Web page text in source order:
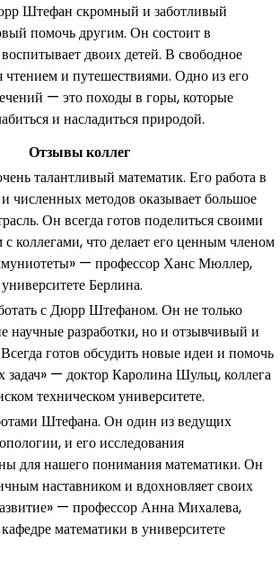
Штефан скромный и заботливый
помочь другим. Он состоит в
двоих детей. В свободное
чтением и путешествиями. Одно из его
— это походы в горы, которые
и насладиться природой.
Отзывы коллег
талантливый математик. Его работа в
численных методов оказывает большое
Он всегда готов поделиться своими
коллегами, что делает его ценным членом
— профессор Ханс Мюллер,
Берлина.
с Дюрр Штефаном. Он не только
научные разработки, но и отзывчивый и
готов обсудить новые идеи и помочь
— доктор Каролина Шульц, коллега
техническом университете.
Штефана. Он один из ведущих
и его исследования
для нашего понимания математики. Он
наставником и вдохновляет своих
— профессор Анна Михалева,
математики в университете